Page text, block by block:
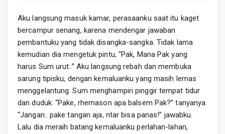
Aku langsung masuk kamar, perasaanku saat itu kaget
bercampur senang, karena mendengar jawaban
pembantuku yang tidak disangka-sangka. Tidak lama
kemudian dia mengetuk pintu, “Pak, Mana Pak yang
harus Sum urut..” Aku langsung rebah dan membuka
sarung tipisku, dengan kemaluanku yang masih lemas
menggelantung. Sum menghampiri pinggir tempat tidur
dan duduk. “Pake, rhemason apa balsem Pak?” tanyanya.
“Jangan.. pake tangan aja, ntar bisa panas!” jawabku.
Lalu dia meraih batang kemaluanku perlahan-lahan,